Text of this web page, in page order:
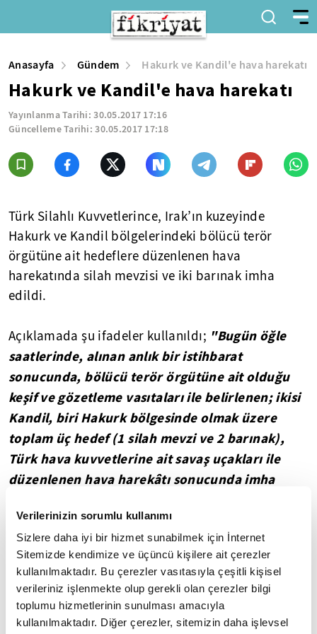
Verilerinizin sorumlu kullanımı
Sizlere daha iyi bir hizmet sunabilmek için İnternet
Sitemizde kendimize ve üçüncü kişilere ait çerezler
kullanılmaktadır. Bu çerezler vasıtasıyla çeşitli kişisel
verileriniz işlenmekte olup gerekli olan çerezler bilgi
toplumu hizmetlerinin sunulması amacıyla
kullanılmaktadır. Diğer çerezler, sitemizin daha işlevsel
Anasayfa Gündem Hakurk ve Kandil'e hava harekatı
Hakurk ve Kandil'e hava harekatı
Yayınlanma Tarihi:30.05.2017 17:16
Güncelleme Tarihi:30.05.2017 17:18
Türk Silahlı Kuvvetlerince, Irak’ın kuzeyinde
Hakurk ve Kandil bölgelerindeki bölücü terör
örgütüne ait hedeflere düzenlenen hava
harekatında silah mevzisi ve iki barınak imha
edildi.
Açıklamada şu ifadeler kullanıldı; "Bugün öğle
saatlerinde, alınan anlık bir istihbarat
sonucunda, bölücü terör örgütüne ait olduğu
keşif ve gözetleme vasıtaları ile belirlenen; ikisi
Kandil, biri Hakurk bölgesinde olmak üzere
toplam üç hedef (1 silah mevzi ve 2 barınak),
Türk hava kuvvetlerine ait savaş uçakları ile
düzenlenen hava harekâtı sonucunda imha
Yasal Uyarı:Yayınlanan köşe yazısı/haberin tüm hakları
Turkuvaz Medya Grubu'na aittir. Kaynak gösterilse dahi
köşe yazısı/haberin tamamı özel izin alınmadan
kullanılamaz.
Ancak alıntılanan köşe yazısı/haberin bir bölümü,
alıntılanan habere aktif link verilerek kullanılabilir.
Ayrıntılar için lütfentıklayın.